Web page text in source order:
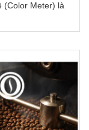
(Color Meter) là